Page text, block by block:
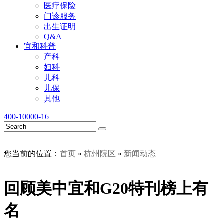
医疗保险
门诊服务
出生证明
Q&A
宜和科普
产科
妇科
儿科
儿保
其他
400-10000-16
您当前的位置： 首页 » 杭州院区 » 新闻动态
回顾美中宜和G20特刊榜上有
名